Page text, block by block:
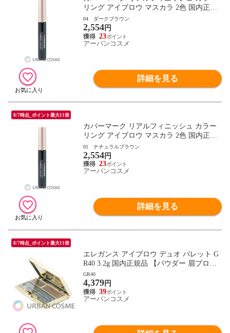
リング アイブロウ マスカラ 2色 国内正規
品 04 ダークブラウン
04 ダークブラウン
2,554円
23
アーバンコスメ
詳細を見る
8/7時点_ポイント最大11倍
カバーマーク リアルフィニッシュ カラー
リング アイブロウ マスカラ 2色 国内正規
品 01 ナチュラルブラウン
01 ナチュラルブラウン
2,554円
23
アーバンコスメ
詳細を見る
8/7時点_ポイント最大11倍
エレガンス アイブロウ デュオ パレット G
R40 3.2g 国内正規品 【パウダー 眉ブロ
ウ】
GR40
4,379円
39
アーバンコスメ